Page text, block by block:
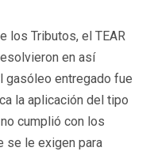
los Tributos, el TEAR
en así
gasóleo entregado fue
la aplicación del tipo
cumplió con los
se le exigen para